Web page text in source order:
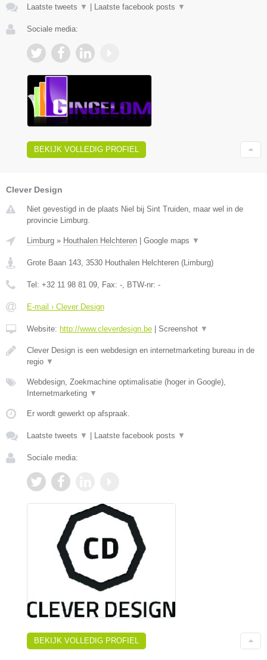
Laatste tweets ▼ | Laatste facebook posts ▼
Sociale media:
BEKIJK VOLLEDIG PROFIEL
Clever Design
Niet gevestigd in de plaats Niel bij Sint Truiden, maar wel in de
provincie Limburg.
Limburg » Houthalen Helchteren Google maps ▼
Grote Baan 143 3530 Houthalen Helchteren ( Limburg)
Tel: +32 11 98 81 09 , Fax: - , BTW-nr: -
E-mail › Clever Design
Website: http://www.cleverdesign.be Screenshot ▼
Clever Design is een webdesign en internetmarketing bureau in de
regio ▼
Webdesign, Zoekmachine optimalisatie (hoger in Google),
Internetmarketing ▼
Er wordt gewerkt op afspraak.
Laatste tweets ▼ Laatste facebook posts ▼
Sociale media:
BEKIJK VOLLEDIG PROFIEL